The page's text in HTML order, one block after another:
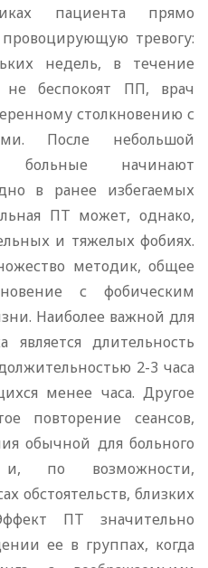
пациента прямо
тревогу:
недель, в течение
беспокоят ПП, врач
столкновению с
После небольшой
больные начинают
в ранее избегаемых
ПТ может, однако,
и тяжелых фобиях.
методик, общее
с фобическим
Наиболее важной для
является длительность
2-3 часа
менее часа. Другое
повторение сеансов,
обычной для больного
и, по возможности,
обстоятельств, близких
ПТ значительно
ее в группах, когда